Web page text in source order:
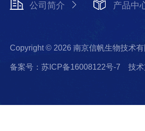
公司简介 产品中
Copyright © 2026 南京信帆生物技术
备案号：苏ICP备16008122号-7 技